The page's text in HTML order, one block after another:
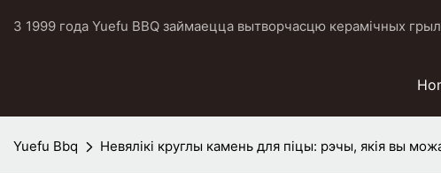
З 1999 года Yuefu BBQ займаецца вытворчасцю керамічных
Yuefu Bbq Невялікі круглы камень для піцы: рэчы, якія вы